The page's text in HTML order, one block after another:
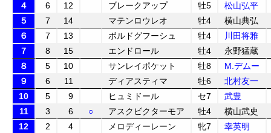
４
6 12 ブレークアップ 牡5
松山弘平
５
7 14 マテンロウレオ 牡4
横山典弘
６
7 13 ボルドグフーシュ 牡4
川田将雅
７
8 15 エンドロール 牡4
永野猛蔵
８
5 10 サンレイポケット 牡8
M.デムー
９
6 11 ディアスティマ 牡6
北村友一
10
5 9 ヒュミドール セ7
武豊
11
3 6 ○ アスクビクターモア 牡4
横山武史
12
2 4 メロディーレーン 牝7
幸英明